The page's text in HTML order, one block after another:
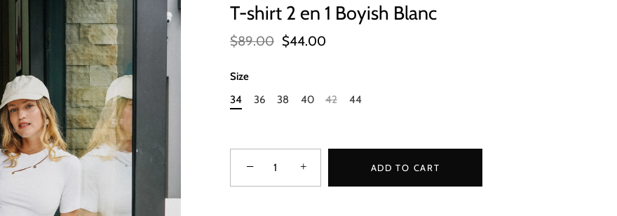
T-shirt 2 en 1 Boyish Blanc
$89.00 $44.00
Size
34
36 38 40 42 44
− + ADD TO CART